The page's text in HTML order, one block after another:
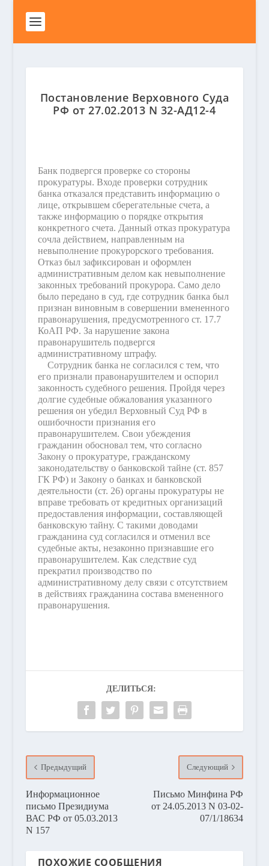
Постановление Верховного Суда
РФ от 27.02.2013 N 32-АД12-4
Банк подвергся проверке со стороны
прокуратуры. Входе проверки сотрудник
банка отказался представить информацию о
лице, открывшем сберегательные счета, а
также информацию о порядке открытия
конкретного счета. Данный отказ прокуратура
сочла действием, направленным на
невыполнение прокурорского требования.
Отказ был зафиксирован и оформлен
административным делом как невыполнение
законных требований прокурора. Само дело
было передано в суд, где сотрудник банка был
признан виновным в совершении вмененного
правонарушения, предусмотренного ст. 17.7
КоАП РФ. За нарушение закона
правонарушитель подвергся
административному штрафу.
Сотрудник банка не согласился с тем, что
его признали правонарушителем и оспорил
законность судебного решения. Пройдя через
долгие судебные обжалования указанного
решения он убедил Верховный Суд РФ в
ошибочности признания его
правонарушителем. Свои убеждения
гражданин обосновал тем, что согласно
Закону о прокуратуре, гражданскому
законодательству о банковской тайне (ст. 857
ГК РФ) и Закону о банках и банковской
деятельности (ст. 26) органы прокуратуры не
вправе требовать от кредитных организаций
предоставления информации, составляющей
банковскую тайну. С такими доводами
гражданина суд согласился и отменил все
судебные акты, незаконно признавшие его
правонарушителем. Как следствие суд
прекратил производство по
административному делу связи с отсутствием
в действиях гражданина состава вмененного
правонарушения.
ДЕЛИТЬСЯ:
Предыдущий
Информационное
письмо Президиума
ВАС РФ от 05.03.2013
N 157
Следующий
Письмо Минфина РФ
от 24.05.2013 N 03-02-
07/1/18634
ПОХОЖИЕ СООБЩЕНИЯ